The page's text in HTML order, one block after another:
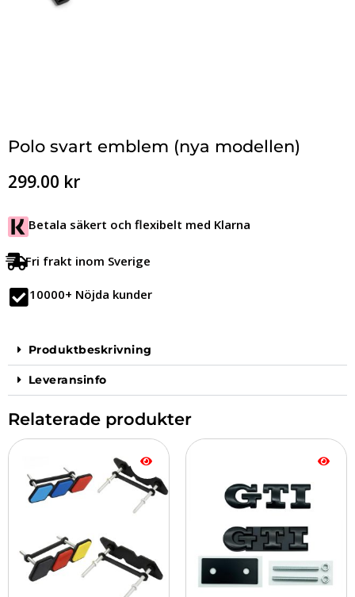
Polo svart emblem (nya modellen)
299.00 kr
Betala säkert och flexibelt med Klarna
Fri frakt inom Sverige
10000+ Nöjda kunder
Produktbeskrivning
Leveransinfo
Relaterade produkter
Den
produkten
olika
alternativen
Den
varianter.
olika
alternativen
kan